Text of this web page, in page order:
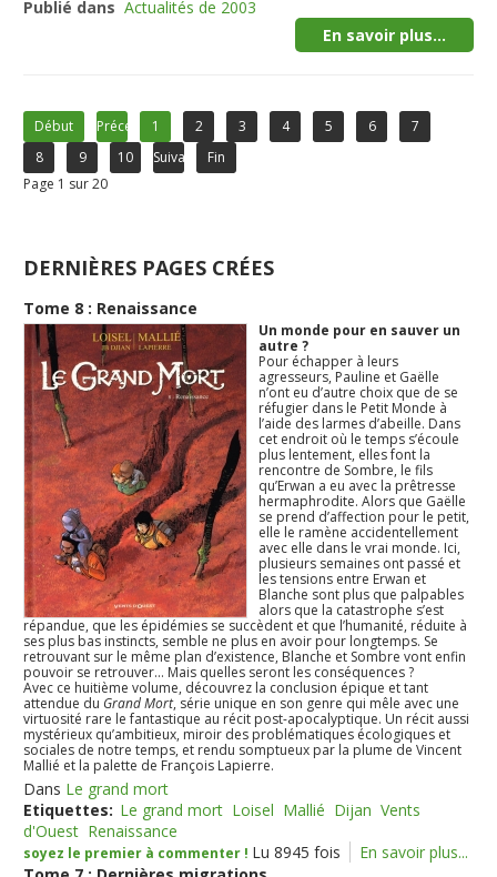
Publié dans Actualités de 2003
En savoir plus...
Début Précédent1 2 3 4 5 6
7
8
9 10 Suivant
Fin
Page 1 sur 20
DERNIÈRES PAGES CRÉES
Tome 8 : Renaissance
Un monde pour en sauver un
autre ?
Pour échapper à leurs
agresseurs, Pauline et Gaëlle
n’ont eu d’autre choix que de se
réfugier dans le Petit Monde à
l’aide des larmes d’abeille. Dans
cet endroit où le temps s’écoule
plus lentement, elles font la
rencontre de Sombre, le fils
qu’Erwan a eu avec la prêtresse
hermaphrodite. Alors que Gaëlle
se prend d’affection pour le petit,
elle le ramène accidentellement
avec elle dans le vrai monde. Ici,
plusieurs semaines ont passé et
les tensions entre Erwan et
Blanche sont plus que palpables
alors que la catastrophe s’est
répandue, que les épidémies se succèdent et que l’humanité, réduite à
ses plus bas instincts, semble ne plus en avoir pour longtemps. Se
retrouvant sur le même plan d’existence, Blanche et Sombre vont enfin
pouvoir se retrouver… Mais quelles seront les conséquences ?
Avec ce huitième volume, découvrez la conclusion épique et tant
attendue du Grand Mort, série unique en son genre qui mêle avec une
virtuosité rare le fantastique au récit post-apocalyptique. Un récit aussi
mystérieux qu’ambitieux, miroir des problématiques écologiques et
sociales de notre temps, et rendu somptueux par la plume de Vincent
Mallié et la palette de François Lapierre.
Dans Le grand mort
Etiquettes: Le grand mort Loisel Mallié Dijan Vents
d'Ouest Renaissance
soyez le premier à commenter ! Lu 8945 fois
En savoir plus...